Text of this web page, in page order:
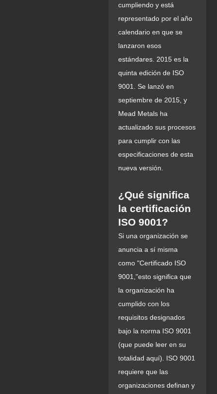
cumpliendo y está
representado por el año
calendario en que se
lanzaron esos
estándares. 2015 es la
quinta edición de ISO
9001. Se lanzó en
septiembre de 2015, y
Mead Metals ha
actualizado sus procesos
para cumplir con las
especificaciones de esta
nueva versión.
¿Qué significa
la certificación
ISO 9001?
Si una organización se
anuncia a sí misma
como "Certificado ISO
9001,"esto significa que
la organización ha
cumplido con los
requisitos designados
bajo la norma ISO 9001
(que puede leer en su
totalidad aquí). ISO 9001
requiere que las
organizaciones definan y